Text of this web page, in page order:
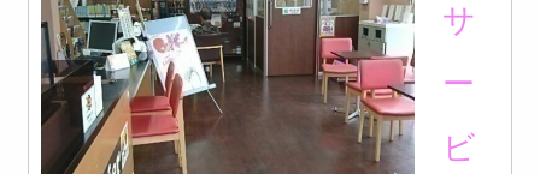
サ
ー
ビ